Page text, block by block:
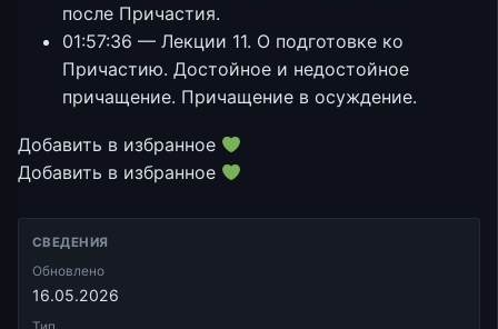
после Причастия.
01:57:36 — Лекции 11. О подготовке ко
Причастию. Достойное и недостойное
причащение. Причащение в осуждение.
Добавить в избранное
Добавить в избранное
СВЕДЕНИЯ
Обновлено
16.05.2026